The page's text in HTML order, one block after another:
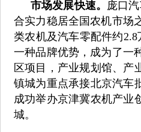
市场发展快速。 庞口
合实力稳居全国农机市场
类农机及汽车零配件约
一种品牌优势，成为了一
区项目，产业规划馆、产
镇城为重点承接北京汽车
成功举办京津冀农机产业
城。